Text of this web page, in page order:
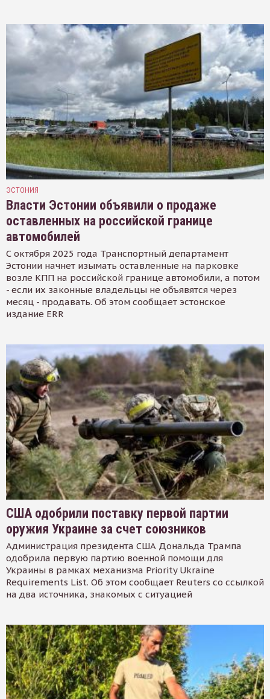
ЭСТОНИЯ
Власти Эстонии объявили о продаже
оставленных на российской границе
автомобилей
С октября 2025 года Транспортный департамент
Эстонии начнет изымать оставленные на парковке
возле КПП на российской границе автомобили, а потом
- если их законные владельцы не объявятся через
месяц - продавать. Об этом сообщает эстонское
издание ERR
США одобрили поставку первой партии
оружия Украине за счет союзников
Администрация президента США Дональда Трампа
одобрила первую партию военной помощи для
Украины в рамках механизма Priority Ukraine
Requirements List. Об этом сообщает Reuters со ссылкой
на два источника, знакомых с ситуацией